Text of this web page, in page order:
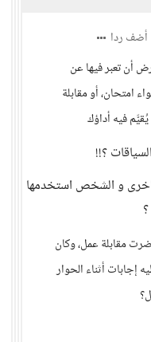
أضف ردا
أن تعبر فيها عن
أو مقابلة
فيه أداؤك
؟!!
و الشخص استخدمها
مقابلة عمل، وكان
إجابات أثناء الحوار